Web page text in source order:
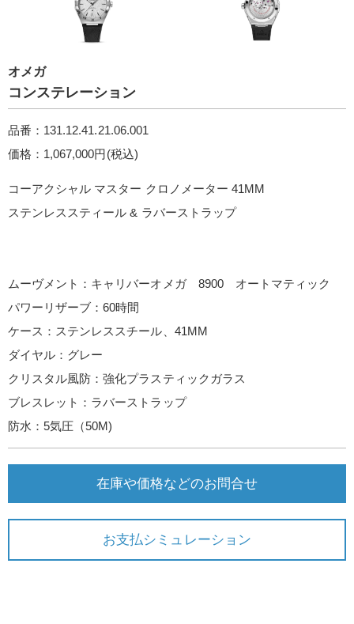
オメガ
コンステレーション
品番：131.12.41.21.06.001
価格：1,067,000円(税込)
コーアクシャル マスター クロノメーター 41M M
ステンレススティール & ラバーストラッ プ
ムーヴメント：キャリバーオメガ 8900 オートマティック
パワーリザーブ：60時間
ケース：ステンレススチール、41MM
ダイヤル：グレー
クリスタル風防：強化プラスティックガラス
ブレスレット：ラバーストラップ
防水：5気圧（50M)
在庫や価格などのお問合せ
お支払シミュレーション